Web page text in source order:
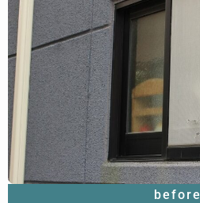
before